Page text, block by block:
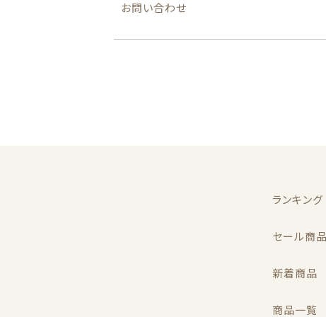
お問い合わせ
ランキング
セール商品
新着商品
商品一覧